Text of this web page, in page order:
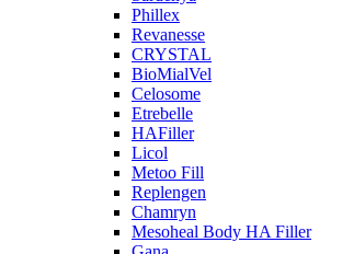
Phillex
Revanesse
CRYSTAL
BioMialVel
Celosome
Etrebelle
HAFiller
Licol
Metoo Fill
Replengen
Chamryn
Mesoheal Body HA Filler